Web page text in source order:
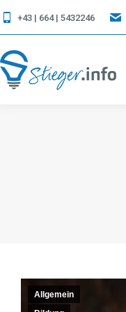
+43 | 664 | 5432246
Allgemein